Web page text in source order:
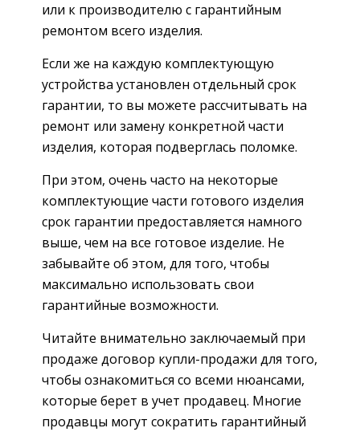
или к производителю с гарантийным
ремонтом всего изделия.
Если же на каждую комплектующую
устройства установлен отдельный срок
гарантии, то вы можете рассчитывать на
ремонт или замену конкретной части
изделия, которая подверглась поломке.
При этом, очень часто на некоторые
комплектующие части готового изделия
срок гарантии предоставляется намного
выше, чем на все готовое изделие. Не
забывайте об этом, для того, чтобы
максимально использовать свои
гарантийные возможности.
Читайте внимательно заключаемый при
продаже договор купли-продажи для того,
чтобы ознакомиться со всеми нюансами,
которые берет в учет продавец. Многие
продавцы могут сократить гарантийный